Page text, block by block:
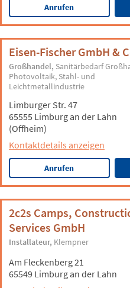
Anrufen
Eisen-Fischer GmbH &
Großhandel Sanitärbedarf
Photovoltaik Stahl- und
Leichtmetallindustrie
Limburger Str. 47
65555 Limburg an der Lahn
(Offheim)
Kontaktdetails anzeigen
Anrufen
2c2s Camps,
Services GmbH
Installateur Klempner
Am Fleckenberg 21
65549 Limburg an der Lahn